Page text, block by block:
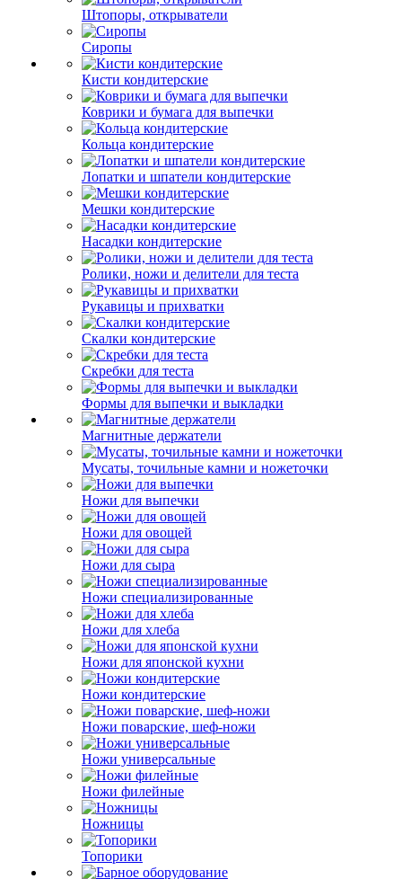
Штопоры, открыватели
Сиропы
Кисти кондитерские
Коврики и бумага для выпечки
Кольца кондитерские
Лопатки и шпатели кондитерские
Мешки кондитерские
Насадки кондитерские
Ролики, ножи и делители для теста
Рукавицы и прихватки
Скалки кондитерские
Скребки для теста
Формы для выпечки и выкладки
Магнитные держатели
Мусаты, точильные камни и ножеточки
Ножи для выпечки
Ножи для овощей
Ножи для сыра
Ножи специализированные
Ножи для хлеба
Ножи для японской кухни
Ножи кондитерские
Ножи поварские, шеф-ножи
Ножи универсальные
Ножи филейные
Ножницы
Топорики